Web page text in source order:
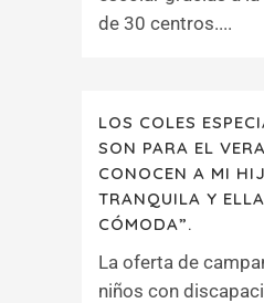
de 30 centros....
LOS COLES
SON PARA EL
CONOCEN A MI
TRANQUILA Y
CÓMODA”.
La oferta de
niños con